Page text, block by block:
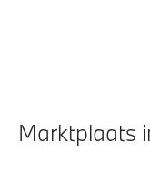
Marktplaats